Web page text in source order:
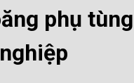
phụ tùng